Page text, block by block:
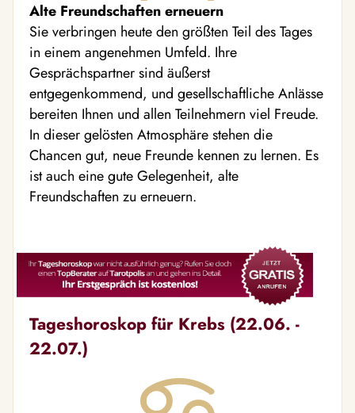
Alte Freundschaften erneuern
Sie verbringen heute den größten Teil des Tages
in einem angenehmen Umfeld. Ihre
Gesprächspartner sind äußerst
entgegenkommend, und gesellschaftliche Anlässe
bereiten Ihnen und allen Teilnehmern viel Freude.
In dieser gelösten Atmosphäre stehen die
Chancen gut, neue Freunde kennen zu lernen. Es
ist auch eine gute Gelegenheit, alte
Freundschaften zu erneuern.
Tageshoroskop für Krebs (22.06. -
22.07.)